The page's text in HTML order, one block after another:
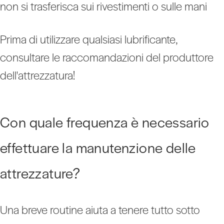
non si trasferisca sui rivestimenti o sulle mani
Prima di utilizzare qualsiasi lubrificante,
consultare le raccomandazioni del produttore
dell'attrezzatura!
Con quale frequenza è necessario
effettuare la manutenzione delle
attrezzature?
Una breve routine aiuta a tenere tutto sotto